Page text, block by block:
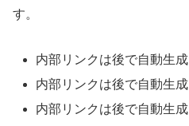
す。
内部リンクは後で自動生成
内部リンクは後で自動生成
内部リンクは後で自動生成